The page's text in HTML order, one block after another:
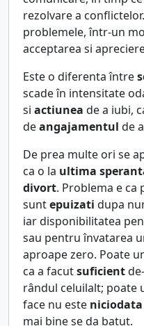
rezolvare a
problemele, într-un
acceptarea si
Este o diferenta între
scade în intensitate
si actiunea de a iubi,
deangajamentul de
De prea multe ori se
ca o la ultima
divort. Problema e
suntepuizati dupa
iar disponibilitatea
sau pentru învatarea
aproape zero. Poate
ca a facutsuficient
rândul celuilalt; poate
face nu este
mai bine se da batut.